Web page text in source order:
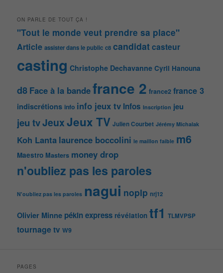
ON PARLE DE TOUT ÇA !
"Tout le monde veut prendre sa place"
Article assister dans le public c8 candidatcasteur
casting Christophe Dechavanne Cyril Hanouna
d8 Face à la bandefrance 2 france2 france 3
indiscrétions info info jeux tv Infos Inscription jeu
jeu tvJeuxJeux TV Julien Courbet Jérémy Michalak
Koh Lanta laurence boccolini le maillon faible m6
Maestro Masters money drop
n'oubliez pas les paroles
N'oubliez pas les paroles nagui noplp nrj12
Olivier Minne pékin express révélation tf1 TLMVPSP
tournagetv W9
PAGES